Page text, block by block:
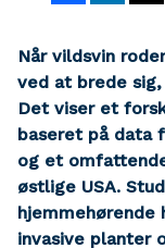
Når vildsvin
ved at brede
Det viser et
baseret på data
og et
østlige USA.
invasive planter